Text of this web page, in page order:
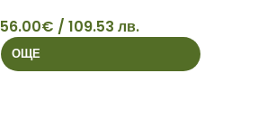
56
56.00€ / 109.53 лв.
ОЩЕ